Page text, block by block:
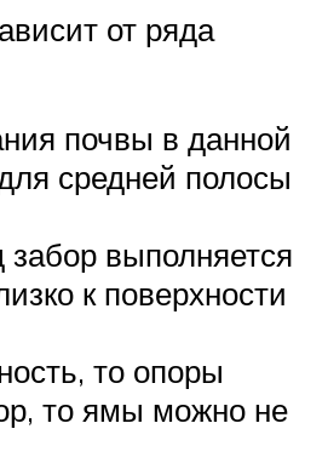
от ряда
почвы в данной
средней полосы
выполняется
к поверхности
то опоры
то ямы можно не